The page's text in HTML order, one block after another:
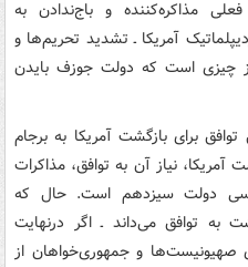
مذاکره‌کننده و باج‌ندادن به
آمریکا ـ تشدید تحریم‌ها و
از چیزی است که دولت جوزف بایدن
برای بازگشت آمریکا به برجام
نیاز آن به توافق، مذاکرات
دولت سیزدهم است. حال که
به توافق می‌داند ـ اگر درنهایت
صهیونیست‌ها و جمهوری‌خواهان از